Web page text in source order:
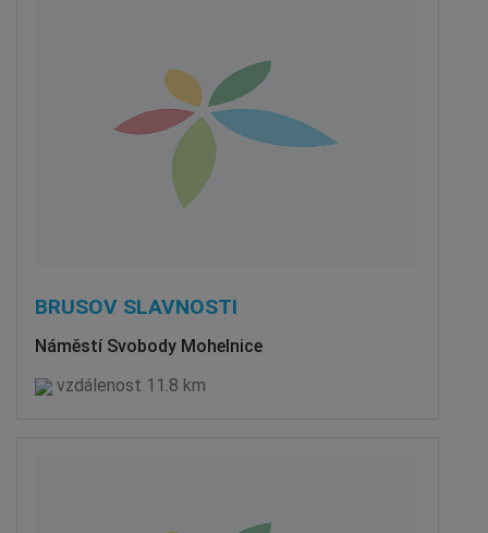
BRUSOV SLAVNOSTI
Náměstí Svobody Mohelnice
vzdálenost 11.8 km